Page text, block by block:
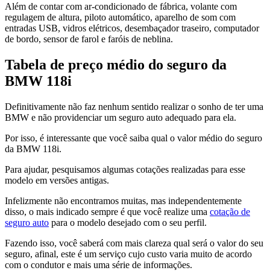
Além de contar com ar-condicionado de fábrica, volante com
regulagem de altura, piloto automático, aparelho de som com
entradas USB, vidros elétricos, desembaçador traseiro, computador
de bordo, sensor de farol e faróis de neblina.
Tabela de preço médio do seguro da
BMW 118i
Definitivamente não faz nenhum sentido realizar o sonho de ter uma
BMW e não providenciar um seguro auto adequado para ela.
Por isso, é interessante que você saiba qual o valor médio do seguro
da BMW 118i.
Para ajudar, pesquisamos algumas cotações realizadas para esse
modelo em versões antigas.
Infelizmente não encontramos muitas, mas independentemente
disso, o mais indicado sempre é que você realize uma cotação de
seguro auto para o modelo desejado com o seu perfil.
Fazendo isso, você saberá com mais clareza qual será o valor do seu
seguro, afinal, este é um serviço cujo custo varia muito de acordo
com o condutor e mais uma série de informações.